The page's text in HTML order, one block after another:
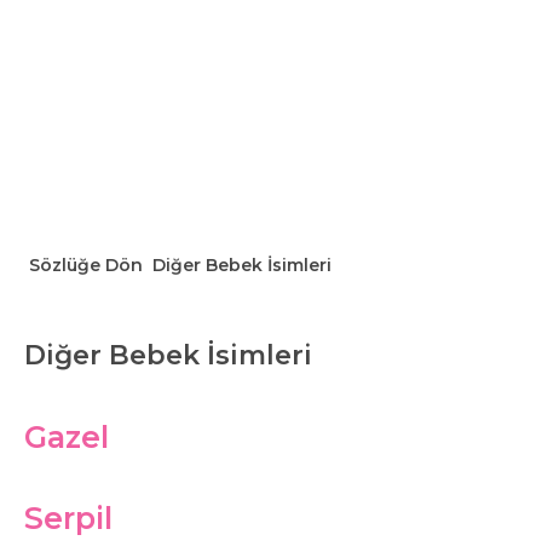
Sözlüğe Dön Diğer Bebek İsimleri
Diğer Bebek İsimleri
Gazel
Serpil